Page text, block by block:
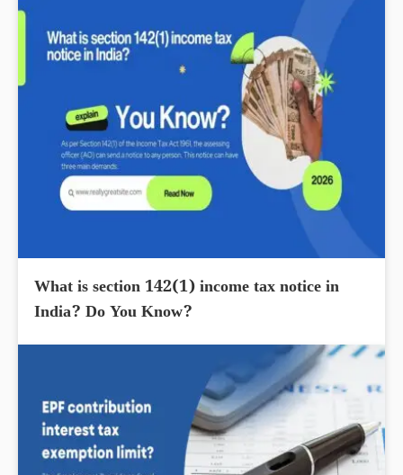
What is section 142(1) income tax notice in
India? Do You Know?